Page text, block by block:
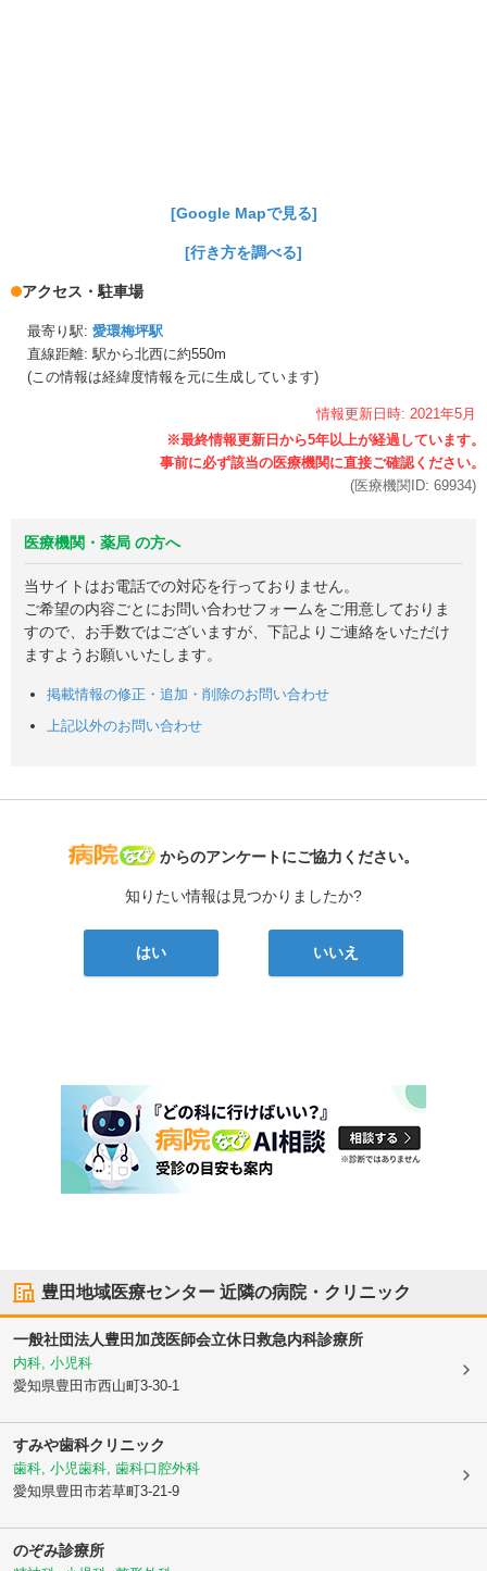
[Google Mapで見る]
[行き方を調べる]
アクセス・駐車場
最寄り駅: 愛環梅坪駅
直線距離: 駅から北西に約550m
(この情報は経緯度情報を元に生成しています)
情報更新日時: 2021年5月
(医療機関ID: 69934)
医療機関・薬局 の方へ
当サイトはお電話での対応を行っておりません。
ご希望の内容ごとにお問い合わせフォームをご用意しておりま
すので、お手数ではございますが、下記よりご連絡をいただけ
ますようお願いいたします。
掲載情報の修正・追加・削除のお問い合わせ
上記以外のお問い合わせ
病院なび
からのアンケートにご協力ください。
知りたい情報は見つかりましたか?
はい いいえ
豊田地域医療センター 近隣の病院・クリニック
一般社団法人豊田加茂医師会立休日救急内科診療所
内科, 小児科
愛知県豊田市西山町3-30-1
すみや歯科クリニック
歯科, 小児歯科, 歯科口腔外科
愛知県豊田市若草町3-21-9
のぞみ診療所